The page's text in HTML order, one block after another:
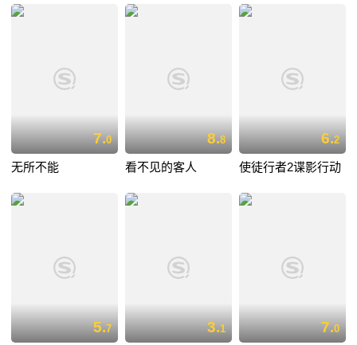
7.0
无所不能
8.8
看不见的客人
6.2
使徒行者2谍影行动
5.7 3.1 7.0